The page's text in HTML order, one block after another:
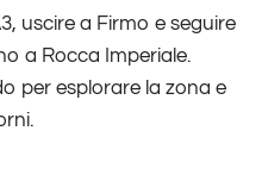
uscire a Firmo e seguire
a Rocca Imperiale.
per esplorare la zona e